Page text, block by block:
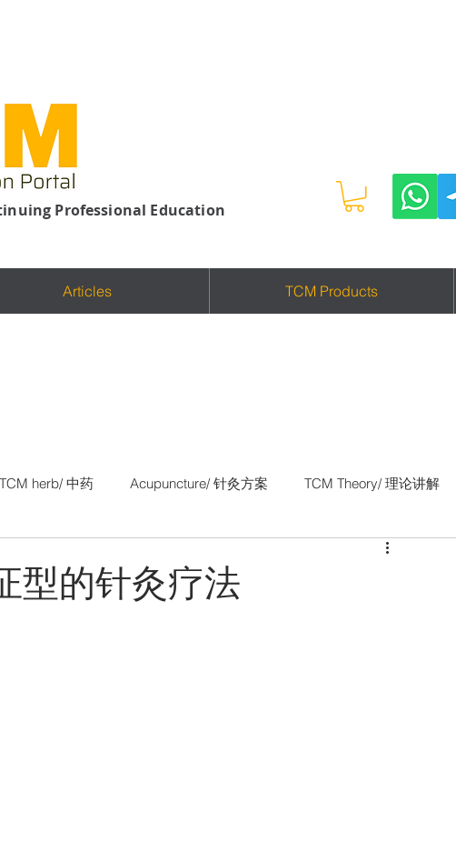
Professional Education
Articles TCM Products
TCM herb/ 中药 Acupuncture/ 针灸方案 TCM Theory/ 理论讲解
型的针灸疗法